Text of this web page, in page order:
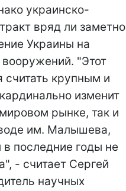
украинско-
вряд ли заметно
Украины на
"Этот
считать крупным и
изменит
рынке, так и
им. Малышева,
последние годы не
- считает Сергей
научных